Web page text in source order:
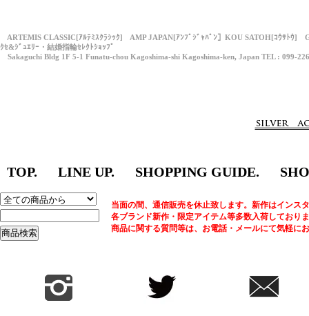
ARTEMIS CLASSIC[ｱﾙﾃﾐｽｸﾗｼｯｸ] AMP JAPAN[ｱﾝﾌﾟｼﾞｬﾊﾟﾝ］KOU SATOH[ｺｳｻﾄｳ]
ｸｾ&ｼﾞｭｴﾘｰ・結婚指輪ｾﾚｸﾄｼｮｯﾌﾟ
Sakaguchi Bldg 1F 5-1 Funatu-chou Kagoshima-shi Kagoshima-ken, Japan TEL : 099-
TOP. LINE UP. SHOPPING GUIDE.
当面の間、通信販売を休止致します。新作はインス
各ブランド新作・限定アイテム等多数入荷しており
商品に関する質問等は、お電話・メールにて気軽に